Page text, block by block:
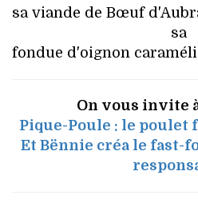
sa viande de Bœuf
sa
fondue d'oignon
On vous invite
Pique-Poule : le poulet
Et Bënnie créa le fast-